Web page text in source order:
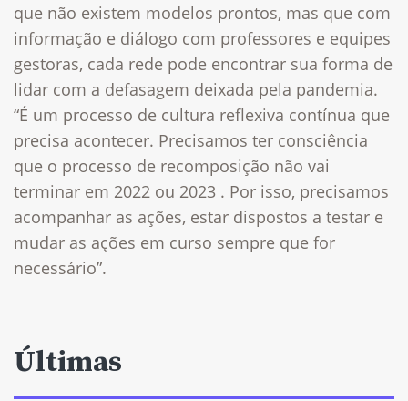
que não existem modelos prontos, mas que com
informação e diálogo com professores e equipes
gestoras, cada rede pode encontrar sua forma de
lidar com a defasagem deixada pela pandemia.
“É um processo de cultura reflexiva contínua que
precisa acontecer. Precisamos ter consciência
que o processo de recomposição não vai
terminar em 2022 ou 2023 . Por isso, precisamos
acompanhar as ações, estar dispostos a testar e
mudar as ações em curso sempre que for
necessário”.
Últimas